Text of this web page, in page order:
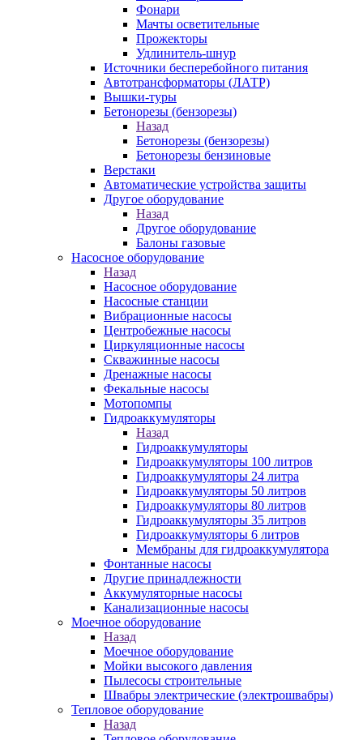
Фонари
Мачты осветительные
Прожекторы
Удлинитель-шнур
Источники бесперебойного питания
Автотрансформаторы (ЛАТР)
Вышки-туры
Бетонорезы (бензорезы)
Назад
Бетонорезы (бензорезы)
Бетонорезы бензиновые
Верстаки
Автоматические устройства защиты
Другое оборудование
Назад
Другое оборудование
Балоны газовые
Насосное оборудование
Назад
Насосное оборудование
Насосные станции
Вибрационные насосы
Центробежные насосы
Циркуляционные насосы
Скважинные насосы
Дренажные насосы
Фекальные насосы
Мотопомпы
Гидроаккумуляторы
Назад
Гидроаккумуляторы
Гидроаккумуляторы 100 литров
Гидроаккумуляторы 24 литра
Гидроаккумуляторы 50 литров
Гидроаккумуляторы 80 литров
Гидроаккумуляторы 35 литров
Гидроаккумуляторы 6 литров
Мембраны для гидроаккумулятора
Фонтанные насосы
Другие принадлежности
Аккумуляторные насосы
Канализационные насосы
Моечное оборудование
Назад
Моечное оборудование
Мойки высокого давления
Пылесосы строительные
Швабры электрические (электрошвабры)
Тепловое оборудование
Назад